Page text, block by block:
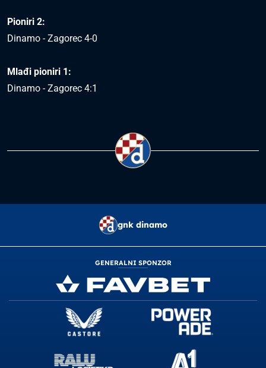
Pioniri 2:
Dinamo - Zagorec 4-0
Mlađi pioniri 1:
Dinamo - Zagorec 4:1
gnk dinamo
GENERALNI SPONZOR